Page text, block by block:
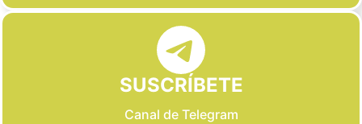
SUSCRÍBETE
Canal de Telegram